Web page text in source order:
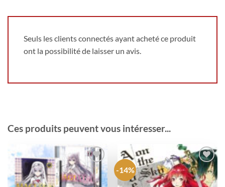
Seuls les clients connectés ayant acheté ce produit
ont la possibilité de laisser un avis.
Ces produits peuvent vous intéresser...
Ajouter
à la
wishlist
-14%
Ajouter
à la
wishlist